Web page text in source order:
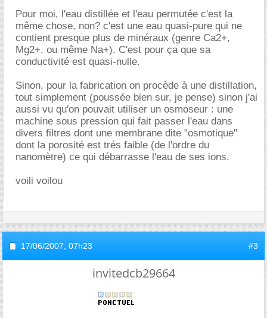
Pour moi, l'eau distillée et l'eau permutée c'est la
même chose, non? c'est une eau quasi-pure qui ne
contient presque plus de minéraux (genre Ca2+,
Mg2+, ou même Na+). C'est pour ça que sa
conductivité est quasi-nulle.
Sinon, pour la fabrication on procède à une distillation,
tout simplement (poussée bien sur, je pense) sinon j'ai
aussi vu qu'on pouvait utiliser un osmoseur : une
machine sous pression qui fait passer l'eau dans
divers filtres dont une membrane dite "osmotique"
dont la porosité est trés faible (de l'ordre du
nanomètre) ce qui débarrasse l'eau de ses ions.
voili voilou
17/06/2007, 07h23 #3
invitedcb29664